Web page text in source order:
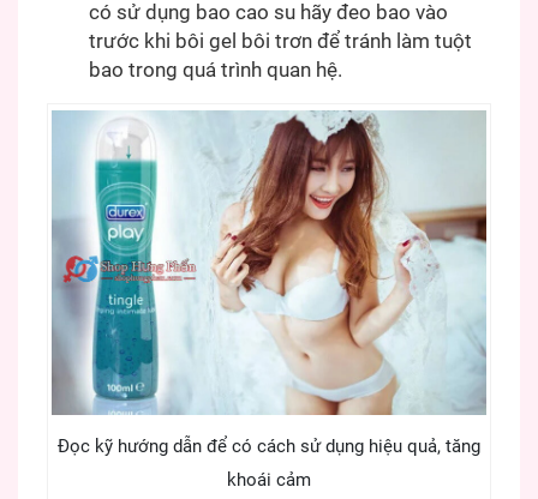
có sử dụng bao cao su hãy đeo bao vào
trước khi bôi gel bôi trơn để tránh làm tuột
bao trong quá trình quan hệ.
Đọc kỹ hướng dẫn để có cách sử dụng hiệu quả, tăng
khoái cảm